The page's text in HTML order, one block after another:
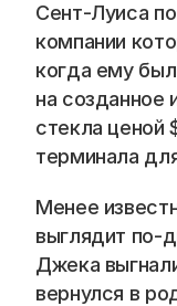
RESOURCES
Blog
About
Сент-Луиса
компании
когда ему
на созданное
стекла ценой
терминала
Менее
выглядит по-
Джека
вернулся в